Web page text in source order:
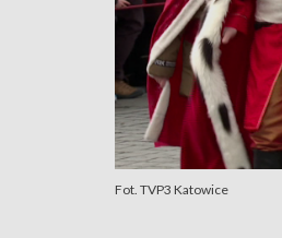
Fot. TVP3 Katowice